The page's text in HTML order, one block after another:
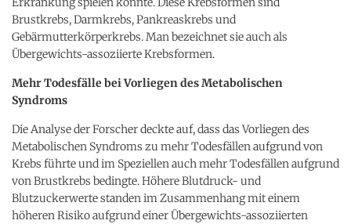
Brustkrebs, Darmkrebs, Pankreaskrebs und
Gebärmutterkörperkrebs. Man bezeichnet sie auch als
Übergewichts-assoziierte Krebsformen.
Mehr Todesfälle bei Vorliegen des Metabolischen
Syndroms
Die Analyse der Forscher deckte auf, dass das Vorliegen des
Metabolischen Syndroms zu mehr Todesfällen aufgrund von
Krebs führte und im Speziellen auch mehr Todesfällen aufgrund
von Brustkrebs bedingte. Höhere Blutdruck- und
Blutzuckerwerte standen im Zusammenhang mit einem
höheren Risiko aufgrund einer Übergewichts-assoziierten